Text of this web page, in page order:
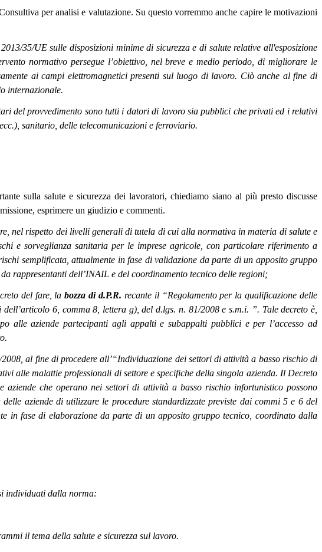
per analisi e valutazione. Su questo vorremmo anche capire le motivazioni
35/UE sulle disposizioni minime di sicurezza e di salute relative all'esposizione
normativo persegue l’obiettivo, nel breve e medio periodo, di migliorare le
ai campi elettromagnetici presenti sul luogo di lavoro. Ciò anche al fine di
internazionale.
del provvedimento sono tutti i datori di lavoro sia pubblici che privati ed i relativi
sanitario, delle telecomunicazioni e ferroviario.
sulla salute e sicurezza dei lavoratori, chiediamo siano al più presto discusse
esprimere un giudizio e commenti.
nel rispetto dei livelli generali di tutela di cui alla normativa in materia di salute e
e sorveglianza sanitaria per le imprese agricole, con particolare riferimento a
semplificata, attualmente in fase di validazione da parte di un apposito gruppo
rappresentanti dell’INAIL e del coordinamento tecnico delle regioni;
del fare, labozza di d.P.R. recante il “Regolamento per la qualificazione delle
6, comma 8, lettera g), del d.lgs. n. 81/2008 e s.m.i. ”. Tale decreto è,
alle aziende partecipanti agli appalti e subappalti pubblici e per l’accesso ad
al fine di procedere all’“Individuazione dei settori di attività a basso rischio di
alle malattie professionali di settore e specifiche della singola azienda. Il Decreto
che operano nei settori di attività a basso rischio infortunistico possono
aziende di utilizzare le procedure standardizzate previste dai commi 5 e 6 del
in fase di elaborazione da parte di un apposito gruppo tecnico, coordinato dalla
individuati dalla norma:
il tema della salute e sicurezza sul lavoro.